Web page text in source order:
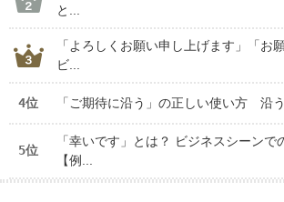
と...
「よろしくお願い申し上げます」「お
ビ...
4位 「ご期待に沿う」の正しい使い方 沿
5位
「幸いです」とは？ ビジネスシーンで
【例...